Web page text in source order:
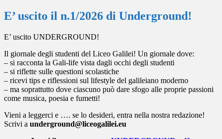
E’ uscito il n.1/2026 di Underground!
E’ uscito UNDERGROUND!
Il giornale degli studenti del Liceo Galilei! Un giornale dove:
– si racconta la Gali-life vista dagli occhi degli studenti
– si riflette sulle questioni scolastiche
– ricevi tips e riflessioni sul lifestyle del galileiano moderno
– ma soprattutto dove ciascuno può dare sfogo alle proprie passioni
come musica, poesia e fumetti!
Vieni a leggerci e …. se lo desideri, entra nella nostra redazione!
Scrivi a underground@liceogalilei.eu